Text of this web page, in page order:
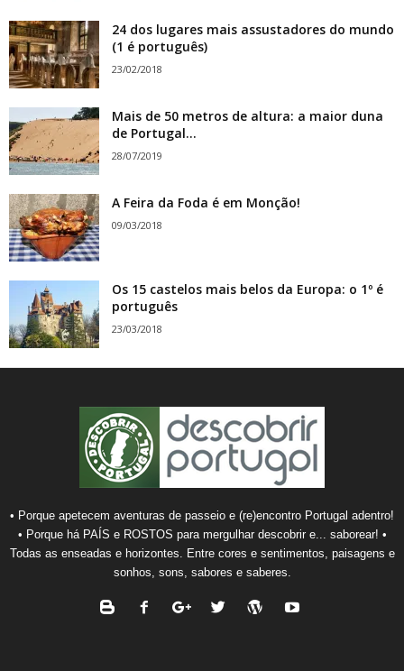
24 dos lugares mais assustadores do mundo
(1 é português)
23/02/2018
Mais de 50 metros de altura: a maior duna
de Portugal...
28/07/2019
A Feira da Foda é em Monção!
09/03/2018
Os 15 castelos mais belos da Europa: o 1º é
português
23/03/2018
• Porque apetecem aventuras de passeio e (re)encontro Portugal adentro!
• Porque há PAÍS e ROSTOS para mergulhar descobrir e... saborear! •
Todas as enseadas e horizontes. Entre cores e sentimentos, paisagens e
sonhos, sons, sabores e saberes.